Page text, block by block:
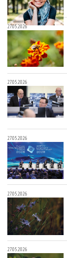
27.05.2026
27.05.2026
27.05.2026
27.05.2026
27.05.2026